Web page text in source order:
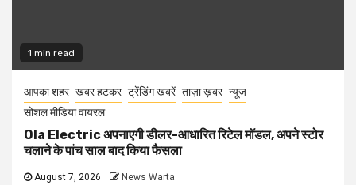
1 min read
आपका शहर खबर हटकर ट्रेंडिंग खबरें ताज़ा ख़बर न्यूज़
सोशल मीडिया वायरल
Ola Electric अपनाएगी डीलर-आधारित रिटेल मॉडल, अपने स्टोर
चलाने के पांच साल बाद किया फैसला
August 7, 2026 News Warta